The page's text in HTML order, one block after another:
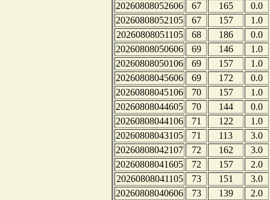
20260808052606
67 165
0.0
20260808052105
67 157
1.0
20260808051105
68 186
0.0
20260808050606
69 146
1.0
20260808050106
69 157
1.0
20260808045606
69 172
0.0
20260808045106
70 157
1.0
20260808044605
70 144
0.0
20260808044106
71 122
1.0
20260808043105
71 113
3.0
20260808042107
72 162
3.0
20260808041605
72 157
2.0
20260808041105
73 151
3.0
20260808040606
73 139
2.0